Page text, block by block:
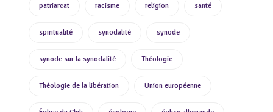
patriarcat racisme religion santé
spiritualité synodalité synode
synode sur la synodalité Théologie
Théologie de la libération Union européenne